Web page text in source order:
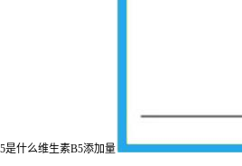
是什么维生素B5添加量